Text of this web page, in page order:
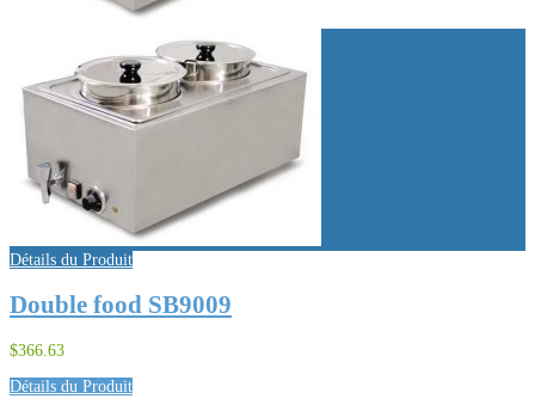
Détails du Produit
Double food SB9009
$366.63
Détails du Produit